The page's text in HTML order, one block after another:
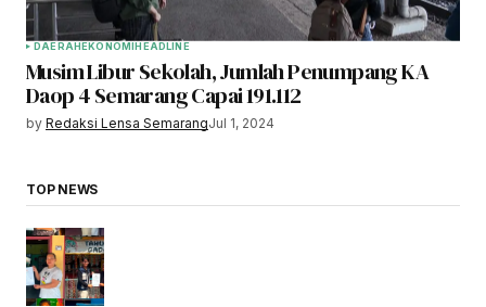
DAERAHEKONOMIHEADLINE
Musim Libur Sekolah, Jumlah Penumpang KA
Daop 4 Semarang Capai 191.112
by Redaksi Lensa SemarangJul 1, 2024
TOP NEWS